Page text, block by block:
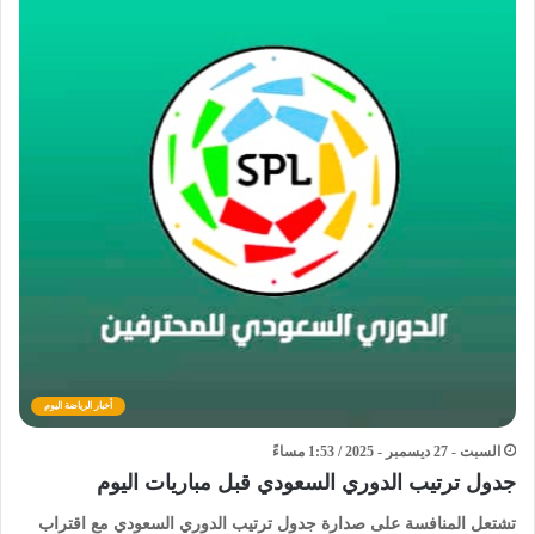
أخبار الرياضة اليوم
السبت - 27 ديسمبر - 2025 / 1:53 مساءً
جدول ترتيب الدوري السعودي قبل مباريات اليوم
تشتعل المنافسة على صدارة جدول ترتيب الدوري السعودي مع اقتراب